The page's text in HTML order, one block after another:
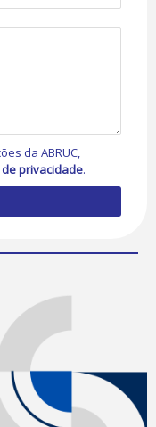
da ABRUC,
privacidade.